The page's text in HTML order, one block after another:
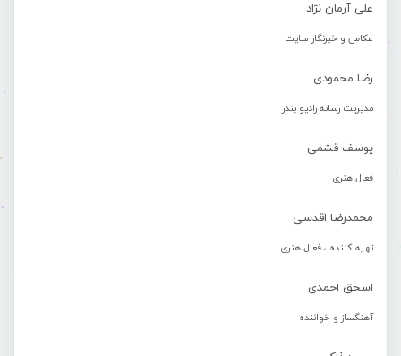
علی آرمان نژاد
عکاس و خبرنگار سایت
رضا محمودی
مدیریت رسانه رادیو بندر
یوسف قشمی
فعال هنری
محمدرضا اقدسی
تهیه کننده ، فعال هنری
اسحق احمدی
آهنگساز و خواننده